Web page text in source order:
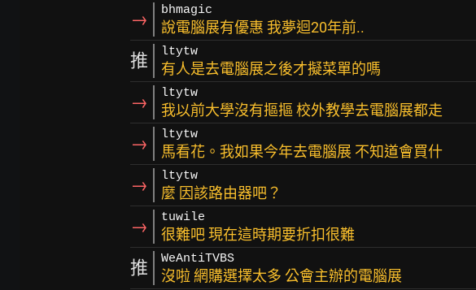
→ bhmagic
說電腦展有優惠 我夢迴20年前..
推 ltytw
有人是去電腦展之後才擬菜單的嗎
→ ltytw
我以前大學沒有摳摳 校外教學去電腦展都走
→ ltytw
馬看花。我如果今年去電腦展 不知道會買什
→ ltytw
麼 因該路由器吧？
→ tuwile
很難吧 現在這時期要折扣很難
推 WeAntiTVBS
沒啦 網購選擇太多 公會主辦的電腦展